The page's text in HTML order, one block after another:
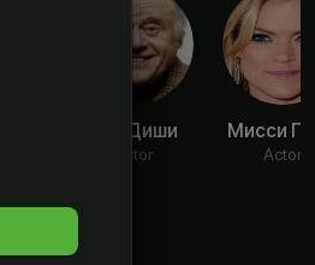
Боб Диши
Actor
Мисси
Actor